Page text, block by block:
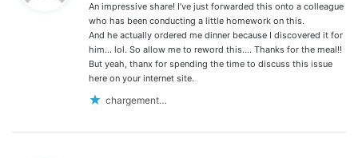
:
An impressive share! I’ve just forwarded this onto a colleague
who has been conducting a little homework on this.
And he actually ordered me dinner because I discovered it for
him… lol. So allow me to reword this…. Thanks for the meal!!
But yeah, thanx for spending the time to discuss this issue
here on your internet site.
chargement…